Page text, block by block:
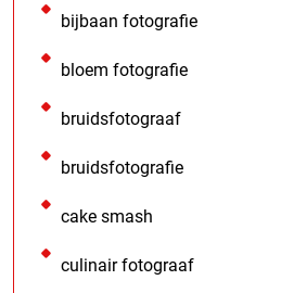
bijbaan fotografie
bloem fotografie
bruidsfotograaf
bruidsfotografie
cake smash
culinair fotograaf